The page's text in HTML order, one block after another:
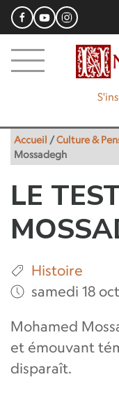
Accueil /Culture &
Mossadegh
LE
Histoire
samedi 18
Mohamed
et émouvant
disparaît.